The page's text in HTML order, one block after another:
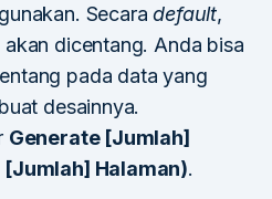
Secaradefault,
dicentang. Anda bisa
pada data yang
desainnya.
Generate [Jumlah]
[Jumlah] Halaman).